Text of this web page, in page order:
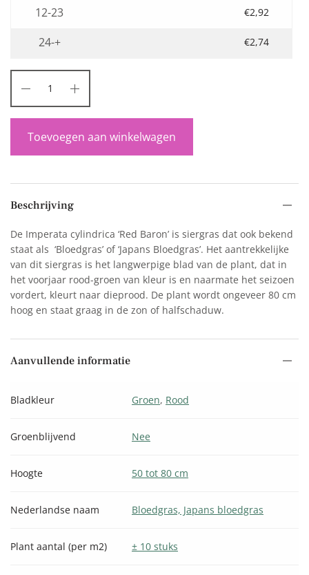
12-23 €2,92
24-+ €2,74
Toevoegen aan winkelwagen
Beschrijving
De Imperata cylindrica ‘Red Baron’ is siergras dat ook bekend
staat als ‘Bloedgras’ of ‘Japans Bloedgras’. Het aantrekkelijke
van dit siergras is het langwerpige blad van de plant, dat in
het voorjaar rood-groen van kleur is en naarmate het seizoen
vordert, kleurt naar dieprood. De plant wordt ongeveer 80 cm
hoog en staat graag in de zon of halfschaduw.
Aanvullende informatie
Bladkleur Groen, Rood
Groenblijvend Nee
Hoogte 50 tot 80 cm
Nederlandse naam Bloedgras, Japans bloedgras
Plant aantal (per m2) ± 10 stuks